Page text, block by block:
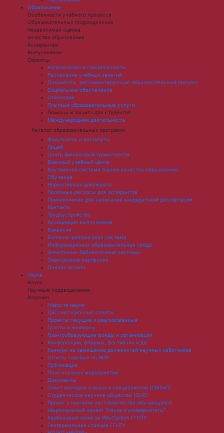
Образование
Особенности учебного процесса
Образовательные подразделения
Независимая оценка
качества образования
Аспирантам
Выпускникам
Сервисы
Направления и специальности
Расписание учебных занятий
Документы, регламентирующие образовательный процесс
Социальное обеспечение
Стипендии
Платные образовательные услуги
Помощь и защита для студентов
Международная деятельность
Каталог образовательных программ
Факультеты и институты
Лицей
Центр финансовой грамотности
Военный учебный центр
Внутренняя система оценки качества образования
Обучение
Нормативные документы
Полезные ресурсы для аспирантов
Прикрепление для написания кандидатской диссертации
Контакты
Трудоустройство
Ассоциация выпускников
Вакансии
Балльно-рейтинговая система
Информационно-образовательная среда
Электронно-библиотечные системы
Электронное портфолио
Онлайн оплата
Наука
Наука
Научные подразделения
Издания
Новости науки
Диссертационные советы
Проекты текущие и реализованные
Гранты и конкурсы
Грантообразующие фонды и организации
Конференции, форумы, фестивали и др.
Конкурс на замещение должностей научных работников
Отчеты годовые по НИР
Публикации
План научныx мероприятий
Документы
Совет молодых ученых и специалистов (СМУиС)
Студенческое научное общество (СНО)
Проект о научном наставничестве обучающихся
Национальный проект "Наука и университеты"
Карбоновый полигон WayCarbon ГГНТУ
Геотермальная станция ГГНТУ